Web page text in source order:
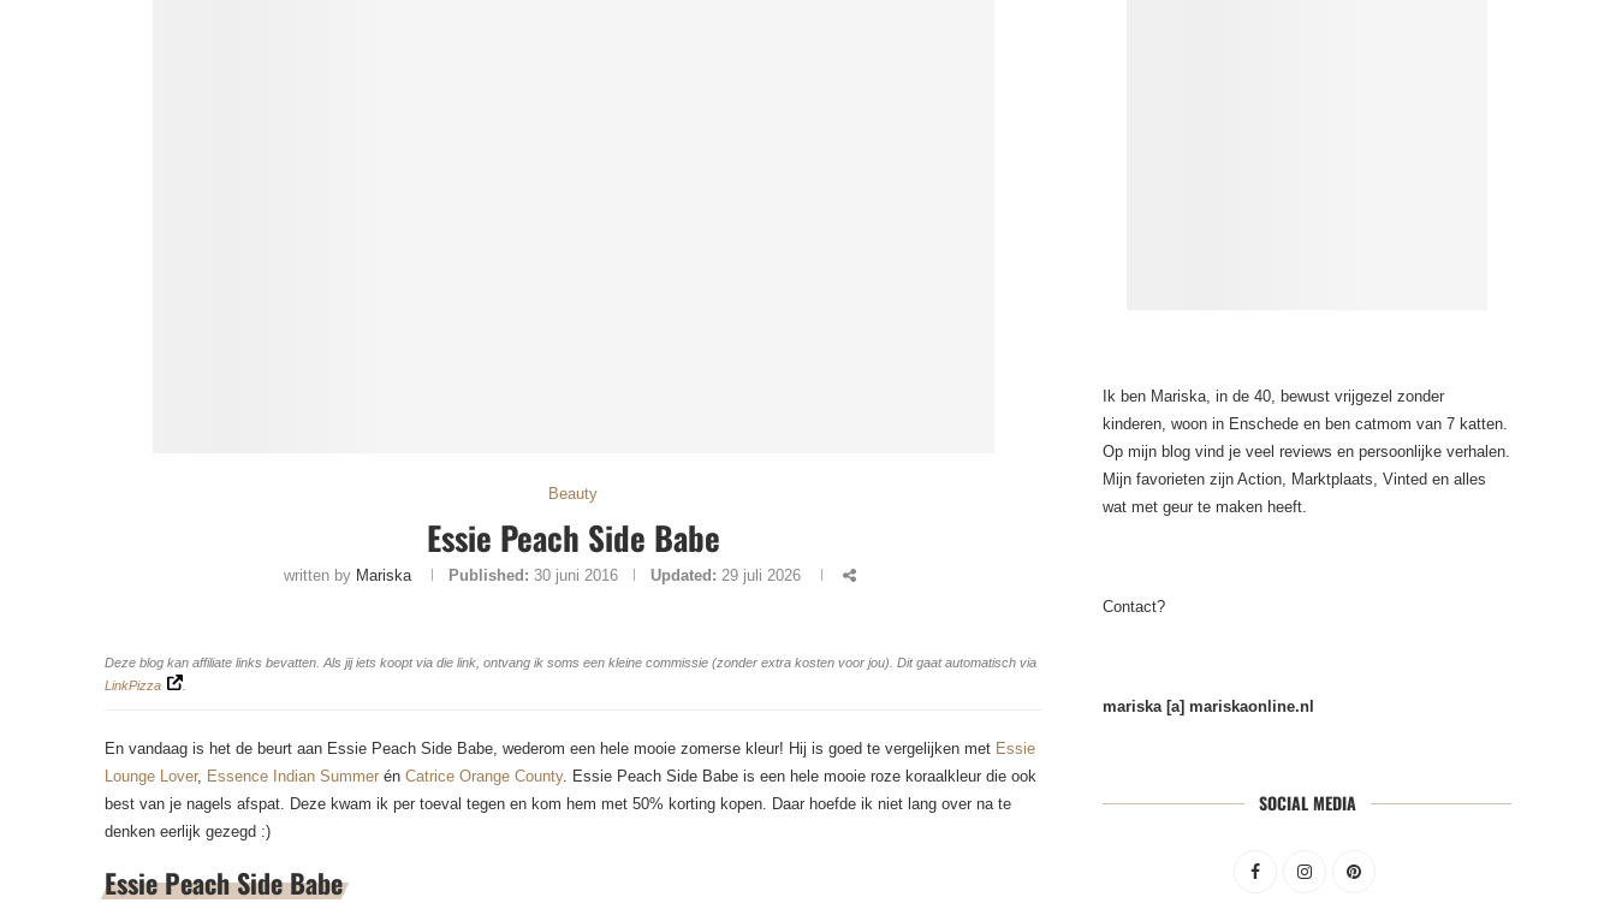
Beauty
Essie Peach Side Babe
written by Mariska Published: 30 juni 2016 Updated: 29 juli 2026
Deze blog kan affiliate links bevatten. Als jij iets koopt via die link, ontvang ik soms een kleine commissie (zonder extra kosten voor jou). Dit gaat automatisch via
LinkPizza
En vandaag is het de beurt aan Essie Peach Side Babe, wederom een hele mooie zomerse kleur! Hij is goed te vergelijken met Essie
Lounge Lover, Essence Indian Summer én Catrice Orange County. Essie Peach Side Babe is een hele mooie roze koraalkleur die ook
best van je nagels afspat. Deze kwam ik per toeval tegen en kom hem met 50% korting kopen. Daar hoefde ik niet lang over na te
denken eerlijk gezegd :)
Essie Peach Side Babe
Ik ben Mariska, in de 40, bewust vrijgezel zonder
kinderen, woon in Enschede en ben catmom van 7 katten.
Op mijn blog vind je veel reviews en persoonlijke verhalen.
Mijn favorieten zijn Action, Marktplaats, Vinted en alles
wat met geur te maken heeft.
Contact?
mariska [a] mariskaonline.nl
SOCIAL MEDIA